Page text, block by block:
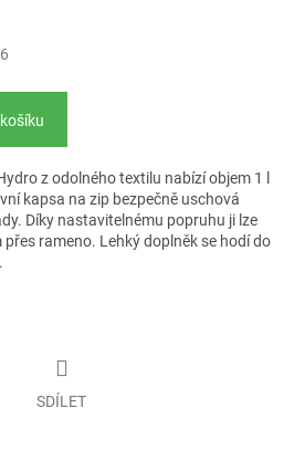
z odolného textilu nabízí objem 1 l
kapsa na zip bezpečně uschová
Díky nastavitelnému popruhu ji lze
rameno. Lehký doplněk se hodí do
SDÍLET